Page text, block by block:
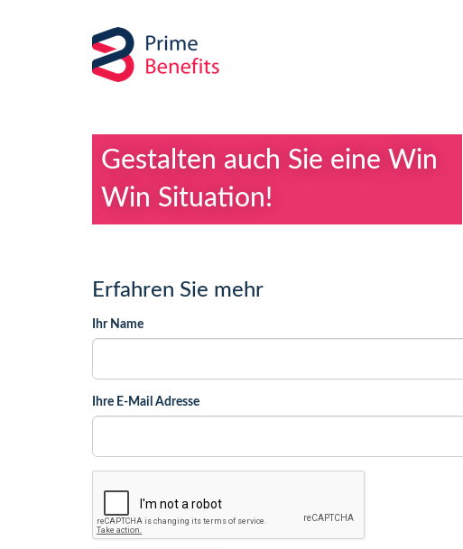
Gestalten auch Sie eine Win
Win Situation!
Erfahren Sie mehr
Ihr Name
Ihre E-Mail Adresse